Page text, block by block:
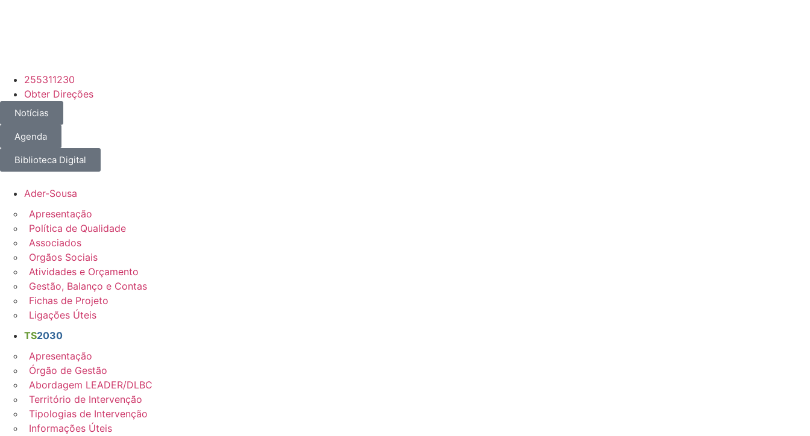
255311230
Obter Direções
Notícias
Agenda
Biblioteca Digital
Ader-Sousa
Apresentação
Política de Qualidade
Associados
Orgãos Sociais
Atividades e Orçamento
Gestão, Balanço e Contas
Fichas de Projeto
Ligações Úteis
TS2030
Apresentação
Órgão de Gestão
Abordagem LEADER/DLBC
Território de Intervenção
Tipologias de Intervenção
Informações Úteis